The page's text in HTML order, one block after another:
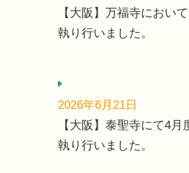
【大阪】万福寺におい
執り行いました。
2026年6月21日
【大阪】泰聖寺にて4
執り行いました。